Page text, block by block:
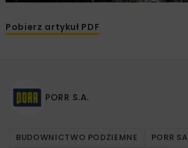
Pobierz artykuł PDF
PORR S.A.
BUDOWNICTWO PODZIEMNE
PORR SA